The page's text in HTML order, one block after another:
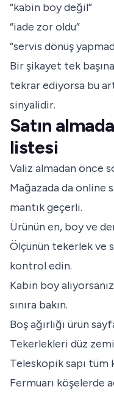
“kabin boy değil”
“iade zor oldu”
“servis dönüş
Bir şikayet tek
tekrar ediyorsa bu
sinyalidir.
Satın
listesi
Valiz almadan önce
Mağazada da online
mantık geçerli.
Ürünün en, boy ve
Ölçünün tekerlek ve
kontrol edin.
Kabin boy
sınıra bakın.
Boş ağırlığı ürün
Tekerlekleri düz
Teleskopik sapı tüm
Fermuarı köşelerde